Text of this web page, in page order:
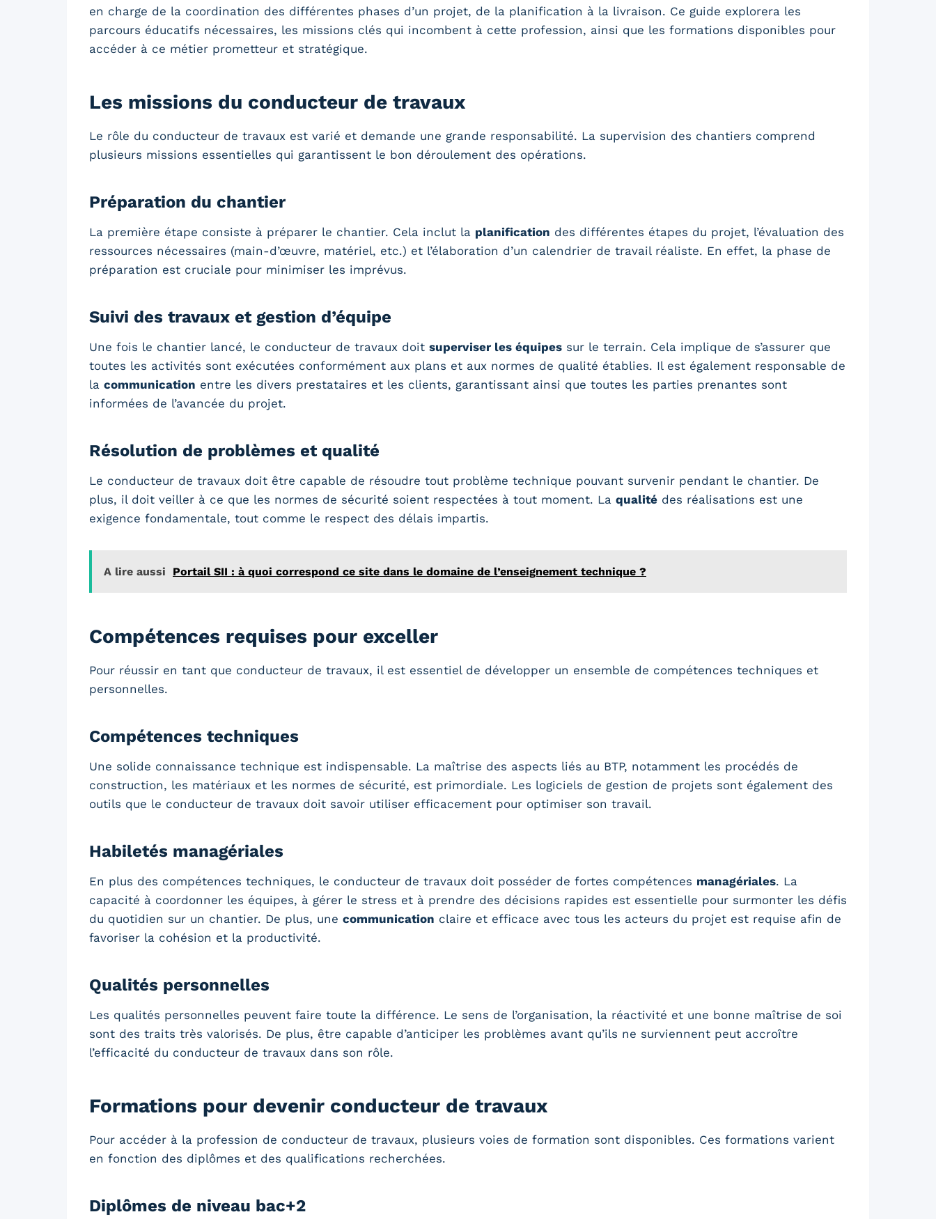
en charge de la coordination des différentes phases d’un projet, de la planification à la livraison. Ce guide explorera les
parcours éducatifs nécessaires, les missions clés qui incombent à cette profession, ainsi que les formations disponibles pour
accéder à ce métier prometteur et stratégique.
Les missions du conducteur de travaux
Le rôle du conducteur de travaux est varié et demande une grande responsabilité. La supervision des chantiers comprend
plusieurs missions essentielles qui garantissent le bon déroulement des opérations.
Préparation du chantier
La première étape consiste à préparer le chantier. Cela inclut la planification des différentes étapes du projet, l’évaluation des
ressources nécessaires (main-d’œuvre, matériel, etc.) et l’élaboration d’un calendrier de travail réaliste. En effet, la phase de
préparation est cruciale pour minimiser les imprévus.
Suivi des travaux et gestion d’équipe
Une fois le chantier lancé, le conducteur de travaux doit superviser les équipes sur le terrain. Cela implique de s’assurer que
toutes les activités sont exécutées conformément aux plans et aux normes de qualité établies. Il est également responsable de
la communication entre les divers prestataires et les clients, garantissant ainsi que toutes les parties prenantes sont
informées de l’avancée du projet.
Résolution de problèmes et qualité
Le conducteur de travaux doit être capable de résoudre tout problème technique pouvant survenir pendant le chantier. De
plus, il doit veiller à ce que les normes de sécurité soient respectées à tout moment. La qualité des réalisations est une
exigence fondamentale, tout comme le respect des délais impartis.
A lire aussi Portail SII : à quoi correspond ce site dans le domaine de l’enseignement technique ?
Compétences requises pour exceller
Pour réussir en tant que conducteur de travaux, il est essentiel de développer un ensemble de compétences techniques et
personnelles.
Compétences techniques
Une solide connaissance technique est indispensable. La maîtrise des aspects liés au BTP, notamment les procédés de
construction, les matériaux et les normes de sécurité, est primordiale. Les logiciels de gestion de projets sont également des
outils que le conducteur de travaux doit savoir utiliser efficacement pour optimiser son travail.
Habiletés managériales
En plus des compétences techniques, le conducteur de travaux doit posséder de fortes compétences managériales. La
capacité à coordonner les équipes, à gérer le stress et à prendre des décisions rapides est essentielle pour surmonter les défis
du quotidien sur un chantier. De plus, une communication claire et efficace avec tous les acteurs du projet est requise afin de
favoriser la cohésion et la productivité.
Qualités personnelles
Les qualités personnelles peuvent faire toute la différence. Le sens de l’organisation, la réactivité et une bonne maîtrise de soi
sont des traits très valorisés. De plus, être capable d’anticiper les problèmes avant qu’ils ne surviennent peut accroître
l’efficacité du conducteur de travaux dans son rôle.
Formations pour devenir conducteur de travaux
Pour accéder à la profession de conducteur de travaux, plusieurs voies de formation sont disponibles. Ces formations varient
en fonction des diplômes et des qualifications recherchées.
Diplômes de niveau bac+2